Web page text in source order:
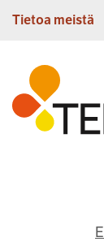
Siirry sisältöön
Tietoa meistä
Etusivu